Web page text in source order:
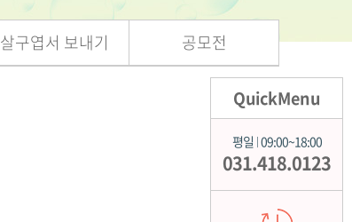
살구엽서 보내기 공모전
QuickMenu
평일 | 09:00~18:00
031.418.0123